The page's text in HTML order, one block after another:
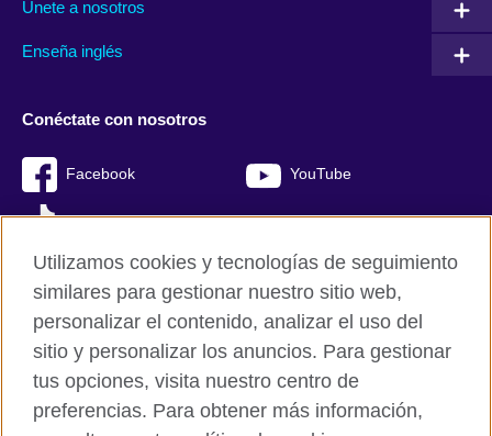
Únete a nosotros
Enseña inglés
Conéctate con nosotros
Facebook YouTube
TikTok
British Council Global
Mapa del sitio
Cookies
Políticas de privacidad y condiciones de uso
Utilizamos cookies y tecnologías de seguimiento
similares para gestionar nuestro sitio web,
personalizar el contenido, analizar el uso del
sitio y personalizar los anuncios. Para gestionar
tus opciones, visita nuestro centro de
preferencias. Para obtener más información,